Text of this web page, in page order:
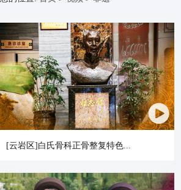
[云岩区]白氏骨科正骨整复特色...